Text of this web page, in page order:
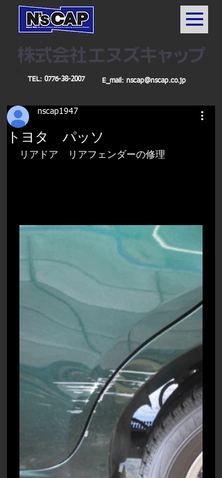
TEL: 0776-38-2007 E_mail: nscap@nscap.co.jp
トヨタ パッソ
nscap1947
リアドア　リアフェンダーの修理